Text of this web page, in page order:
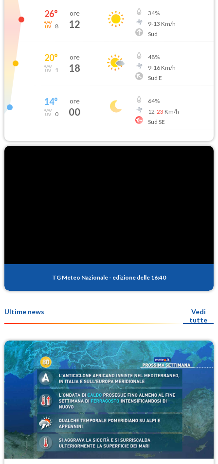
26°
8
ore
12
34%
9-13 Km/h
Sud
20°
1
ore
18
48%
9-16Km/h
Sud E
14°
0
ore
00
64%
12-23 Km/h
Sud SE
TG Meteo Nazionale - edizione delle 16:40
Ultime news
Vedi
tutte